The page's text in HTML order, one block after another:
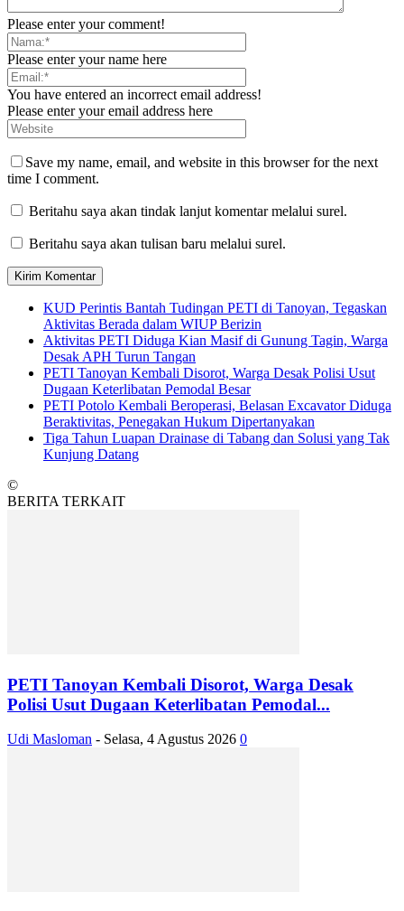
Please enter your comment!
Please enter your name here
You have entered an incorrect email address!
Please enter your email address here
Save my name, email, and website in this browser for the next
time I comment.
Beritahu saya akan tindak lanjut komentar melalui surel.
Beritahu saya akan tulisan baru melalui surel.
KUD Perintis Bantah Tudingan PETI di Tanoyan, Tegaskan
Aktivitas Berada dalam WIUP Berizin
Aktivitas PETI Diduga Kian Masif di Gunung Tagin, Warga
Desak APH Turun Tangan
PETI Tanoyan Kembali Disorot, Warga Desak Polisi Usut
Dugaan Keterlibatan Pemodal Besar
PETI Potolo Kembali Beroperasi, Belasan Excavator Diduga
Beraktivitas, Penegakan Hukum Dipertanyakan
Tiga Tahun Luapan Drainase di Tabang dan Solusi yang Tak
Kunjung Datang
©
BERITA TERKAIT
PETI Tanoyan Kembali Disorot, Warga Desak
Polisi Usut Dugaan Keterlibatan Pemodal...
Udi Masloman - Selasa, 4 Agustus 2026 0